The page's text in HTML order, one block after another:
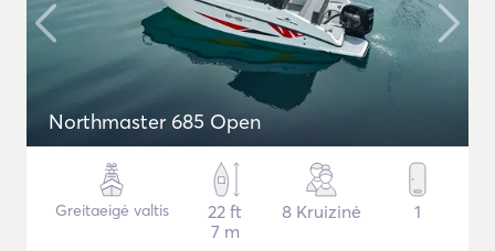
Northmaster 685 Open
Greitaeigė valtis
22 ft
7 m
8 Kruizinė 1